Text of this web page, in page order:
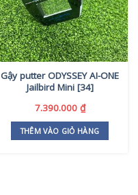
Gậy putter ODYSSEY AI-ONE
Jailbird Mini [34]
7.390.000 ₫
THÊM VÀO GIỎ HÀNG